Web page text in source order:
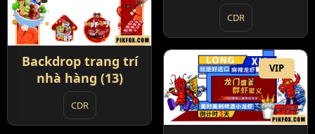
CDR
Backdrop trang trí
nhà hàng (13)
CDR
VIP